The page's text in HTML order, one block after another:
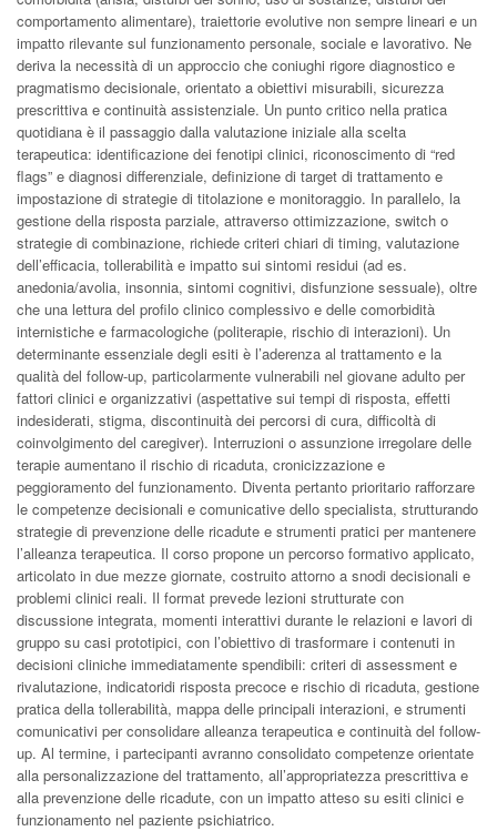
comportamento alimentare), traiettorie evolutive non sempre lineari e un
impatto rilevante sul funzionamento personale, sociale e lavorativo. Ne
deriva la necessità di un approccio che coniughi rigore diagnostico e
pragmatismo decisionale, orientato a obiettivi misurabili, sicurezza
prescrittiva e continuità assistenziale. Un punto critico nella pratica
quotidiana è il passaggio dalla valutazione iniziale alla scelta
terapeutica: identificazione dei fenotipi clinici, riconoscimento di “red
flags” e diagnosi differenziale, definizione di target di trattamento e
impostazione di strategie di titolazione e monitoraggio. In parallelo, la
gestione della risposta parziale, attraverso ottimizzazione, switch o
strategie di combinazione, richiede criteri chiari di timing, valutazione
dell’efficacia, tollerabilità e impatto sui sintomi residui (ad es.
anedonia/avolia, insonnia, sintomi cognitivi, disfunzione sessuale), oltre
che una lettura del profilo clinico complessivo e delle comorbidità
internistiche e farmacologiche (politerapie, rischio di interazioni). Un
determinante essenziale degli esiti è l’aderenza al trattamento e la
qualità del follow-up, particolarmente vulnerabili nel giovane adulto per
fattori clinici e organizzativi (aspettative sui tempi di risposta, effetti
indesiderati, stigma, discontinuità dei percorsi di cura, difficoltà di
coinvolgimento del caregiver). Interruzioni o assunzione irregolare delle
terapie aumentano il rischio di ricaduta, cronicizzazione e
peggioramento del funzionamento. Diventa pertanto prioritario rafforzare
le competenze decisionali e comunicative dello specialista, strutturando
strategie di prevenzione delle ricadute e strumenti pratici per mantenere
l’alleanza terapeutica. Il corso propone un percorso formativo applicato,
articolato in due mezze giornate, costruito attorno a snodi decisionali e
problemi clinici reali. Il format prevede lezioni strutturate con
discussione integrata, momenti interattivi durante le relazioni e lavori di
gruppo su casi prototipici, con l’obiettivo di trasformare i contenuti in
decisioni cliniche immediatamente spendibili: criteri di assessment e
rivalutazione, indicatoridi risposta precoce e rischio di ricaduta, gestione
pratica della tollerabilità, mappa delle principali interazioni, e strumenti
comunicativi per consolidare alleanza terapeutica e continuità del follow-
up. Al termine, i partecipanti avranno consolidato competenze orientate
alla personalizzazione del trattamento, all’appropriatezza prescrittiva e
alla prevenzione delle ricadute, con un impatto atteso su esiti clinici e
funzionamento nel paziente psichiatrico.